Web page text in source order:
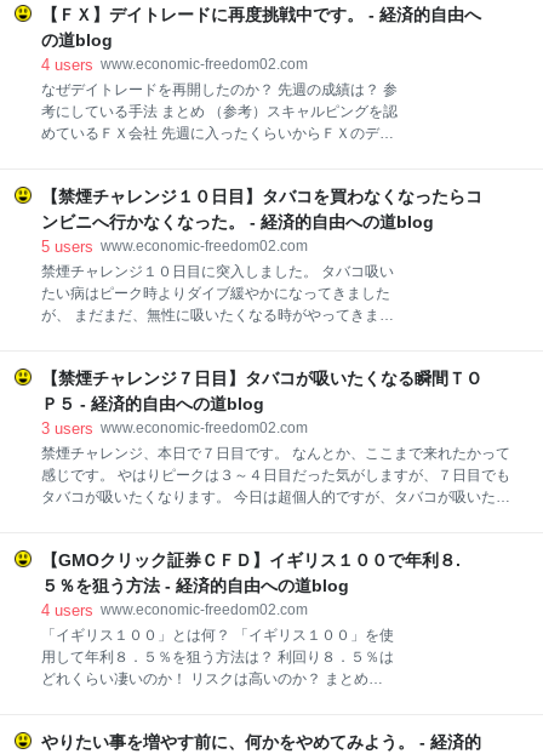
有りません。 ポイントの貯め方１ アプリ起動で１ポイ
ントGET ※追記 正確には起動でポイントGETでは無
く、起動時にポイントの
ばipad一択みたいな雰囲気ですが、本当にそうなのかなって思ったので
調べてみました。 中華タブレット「Vankyo S20」のスペック 結論から
書くと楽天市場で売れ筋の中華タブレット「Vankyo S20」を買いまし
た。 昨日注文したので物はまだ届いていないです。 （届いたらレビュー
的なものを書いていきたいかなと） ですのでスペックだけを書くと ・デ
ィスプレイ 10.1インチ 解像度1280✕800 ・CPU Octa-core Cortex A
【ＦＸ】デイトレードに再度挑戦中です。 - 経済的自由へ
の道blog
4 users www.economic-freedom02.com
なぜデイトレードを再開したのか？ 先週の成績は？ 参
考にしている手法 まとめ （参考）スキャルピングを認
めているＦＸ会社 先週に入ったくらいからＦＸのデイ
間やっていませんでした。 サラリーマンが行うデイト
レードなんで基本的に夜間帯になります。 トレードに
は値動きも激しくなって一番適している時間帯なのか
もしれないですが、値動きが激しくて逆についていけ
ない場面もあったりなかったり。 それで損益以上に疲
れてしまうのが本音です。 儲かっていれば続ける事が
イルが当たり前と思っていたので、トレードの間は他
には何もできずに時間を費やしていました。 なぜデイ
トレードを再開したのか？ 今年からブログを始めて、
トレー
【禁煙チャレンジ１０日目】タバコを買わなくなったらコ
ンビニへ行かなくなった。 - 経済的自由への道blog
5 users www.economic-freedom02.com
禁煙チャレンジ１０日目に突入しました。 タバコ吸い
たい病はピーク時よりダイブ緩やかになってきました
が、 まだまだ、無性に吸いたくなる時がやってきま
た』 です。 普段コンビニにタバコを買いに行くと、コ
ーヒーとか飲み物や雑誌やお菓子など、ついつい余計
に買ってしまいます。 タバコをやめると、コンビニ自
体に行く回数が減りますので自然に買い物する額も減
っています。 禁煙の思わぬメリットと言いますか、普
段コンビニで余計な買い物をしていたことに気づかさ
こに行ったのですかね？ 持っている人も見かけないで
すし、タバコの自販機自体が見当たりませんよね。 今
日は短いですがこの辺で。 禁煙１０日目に気づいた思
わぬメリッ
【禁煙チャレンジ７日目】タバコが吸いたくなる瞬間ＴＯ
Ｐ５ - 経済的自由への道blog
3 users www.economic-freedom02.com
禁煙チャレンジ、本日で７日目です。 なんとか、ここまで来れたかって
感じです。 やはりピークは３～４日目だった気がしますが、７日目でも
タバコが吸いたくなります。 今日は超個人的ですが、タバコが吸いたく
ってしまう。 第４位 仕事が一息着いた時 忙しかったスケジュールや難
しかった案件が終わった時。 俺、頑張った感にタバコが加味されて美化
してしまうのかも。 第３位 いらいらした時 社会人とストレスは一体で
す。 ストレスの無い仕事が出来ている人がいるのでしょうか？ イライラ
した時に一服したくなります。 極度のストレスが掛かった時が一番危な
いかも。 第２位 アルコールが入った時 アルコールが入ると何故か吸い
【GMOクリック証券ＣＦＤ】イギリス１００で年利８.
５％を狙う方法 - 経済的自由への道blog
4 users www.economic-freedom02.com
「イギリス１００」とは何？ 「イギリス１００」を使
用して年利８．５％を狙う方法は？ 利回り８．５％は
どれくらい凄いのか！ リスクは高いのか？ まとめ
リス１００」とは何？ まずはＧＭＯクリック証券ＣＦ
やりたい事を増やす前に、何かをやめてみよう。 - 経済的